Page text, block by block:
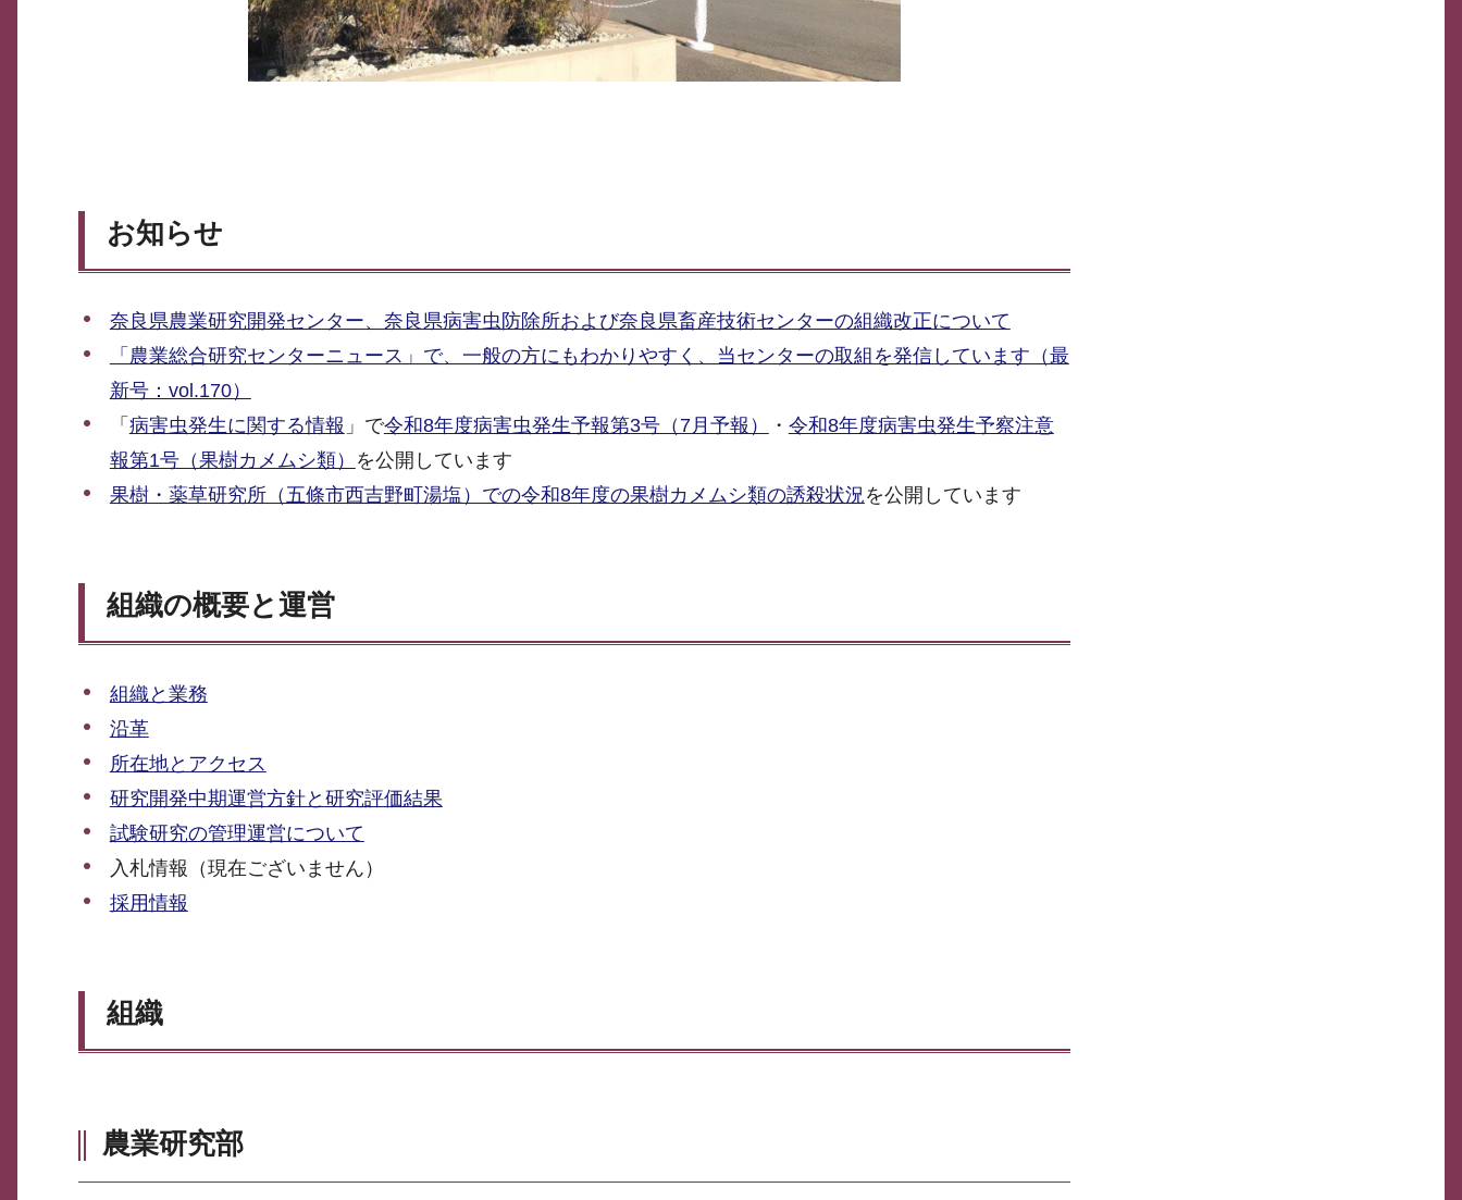
お知らせ
奈良県農業研究開発センター、奈良県病害虫防除所および奈良県畜産技術センターの組織改正について
「農業総合研究センターニュース」で、一般の方にもわかりやすく、当センターの取組を発信しています（最
新号：vol.170）
「 病害虫発生に関する情報 」で令和8年度病害虫発生予報第3号（7月予報） ・ 令和8年度病害虫発生予察注意
報第1号（果樹カメムシ類）
を公開しています
果樹・薬草研究所（五條市西吉野町湯塩）での令和8年度の果樹カメムシ類の誘殺状況を公開しています
組織の概要と運営
組織と業務
沿革
所在地とアクセス
研究開発中期運営方針と研究評価結果
試験研究の管理運営について
入札情報（現在ございません）
採用情報
組織
農業研究部